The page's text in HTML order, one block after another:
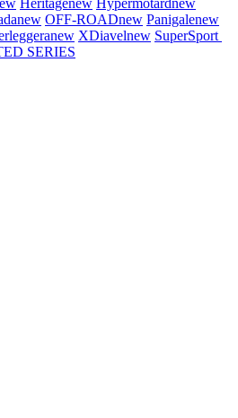
Heritagenew Hypermotardnew
new OFF-ROADnew Panigalenew
new XDiavelnew SuperSport
SERIES